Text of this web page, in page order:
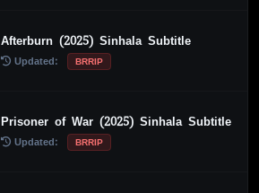
Afterburn (2025) Sinhala Subtitle
Updated: BRRIP
Prisoner of War (2025) Sinhala Subtitle
Updated: BRRIP